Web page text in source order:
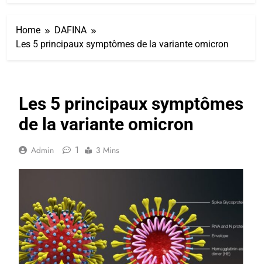
Home
DAFINA
Les 5 principaux symptômes de la variante omicron
Les 5 principaux symptômes
de la variante omicron
Admin 1 3 Mins